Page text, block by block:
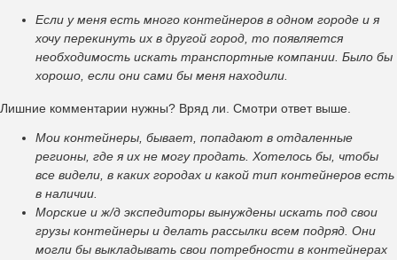
Если у меня есть много контейнеров в одном городе и я
хочу перекинуть их в другой город, то появляется
необходимость искать транспортные компании. Было бы
хорошо, если они сами бы меня находили.
Лишние комментарии нужны? Вряд ли. Смотри ответ выше.
Мои контейнеры, бывает, попадают в отдаленные
регионы, где я их не могу продать. Хотелось бы, чтобы
все видели, в каких городах и какой тип контейнеров есть
в наличии.
Морские и ж/д экспедиторы вынуждены искать под свои
грузы контейнеры и делать рассылки всем подряд. Они
могли бы выкладывать свои потребности в контейнерах